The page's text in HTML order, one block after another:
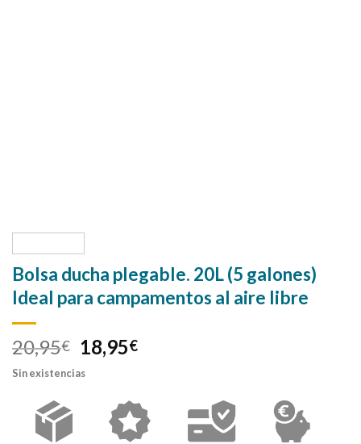
Bolsa ducha plegable. 20L (5 galones)
Ideal para campamentos al aire libre
20,95€ 18,95€
Sin existencias